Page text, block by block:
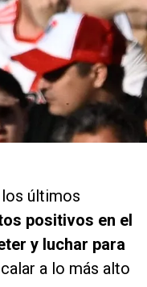
últimos
positivos en el
y luchar para
a lo más alto